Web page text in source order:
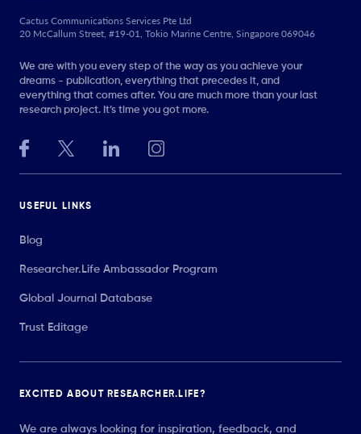
Cactus Communications Services Pte Ltd
20 McCallum Street, #19-01, Tokio Marine Centre, Singapore 069046
We are with you every step of the way as you achieve your
dreams - publication, everything that precedes it, and
everything that comes after. You are much more than your last
research project. It’s time you got more.
USEFUL LINKS
Blog
Researcher.Life Ambassador Program
Global Journal Database
Trust Editage
EXCITED ABOUT RESEARCHER.LIFE?
We are always looking for inspiration, feedback, and